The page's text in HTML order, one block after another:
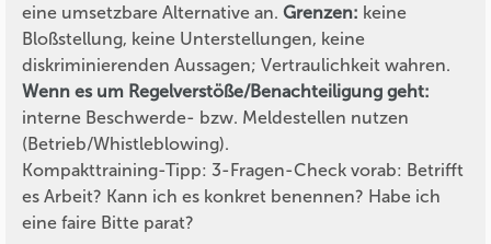
eine umsetzbare Alternative an. Grenzen: keine
Bloßstellung, keine Unterstellungen, keine
diskriminierenden Aussagen; Vertraulichkeit wahren.
Wenn es um Regelverstöße/Benachteiligung geht:
interne Beschwerde- bzw. Meldestellen nutzen
(Betrieb/Whistleblowing).
Kompakttraining-Tipp: 3-Fragen-Check vorab: Betrifft
es Arbeit? Kann ich es konkret benennen? Habe ich
eine faire Bitte parat?